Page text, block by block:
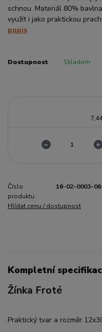
schnou. Materiál 80%
využít i jako praktickou
popis
Dostupnost Skladem
Číslo
produktu:
16-02-0003-
Hlídat cenu / dostupnost
Kompletní
Žínka Froté
Praktický tvar a rozměr